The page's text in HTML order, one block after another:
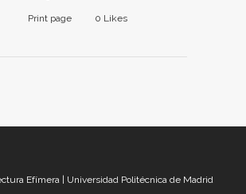
Print page 0 Likes
Efímera | Universidad Politécnica de Madrid